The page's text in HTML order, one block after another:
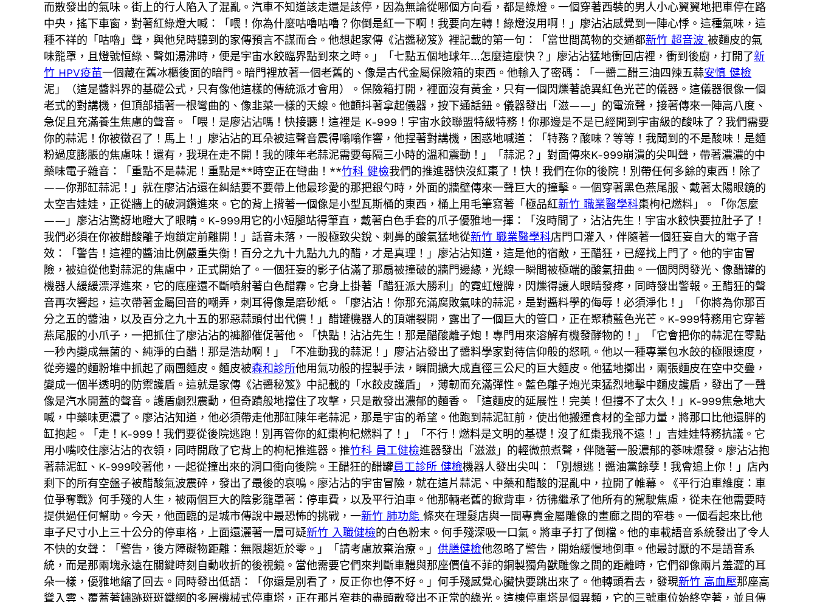
而散發出的氣味。街上的行人陷入了混亂。汽車不知道該走還是該停，因為無論從哪個方向看，都是綠燈。一個穿著西裝的男人小心翼翼地把車停在路
中央，搖下車窗，對著紅綠燈大喊：「喂！你為什麼咕嚕咕嚕？你倒是紅一下啊！我要向左轉！綠燈沒用啊！」廖沾沾感覺到一陣心悸。這種氣味，這
種不祥的「咕嚕」聲，與他兒時聽到的家傳預言不謀而合。他想起家傳《沾醬秘笈》裡記載的第一句：「當世間萬物的交通都新竹 超音波被麵皮的氣
味籠罩，且燈號恒綠、聲如湯沸時，便是宇宙水餃臨界點到來之時。」「七點五個地球年…怎麼這麼快？」廖沾沾猛地衝回店裡，衝到後廚，打開了新
竹 HPV疫苗一個藏在舊冰櫃後面的暗門。暗門裡放著一個老舊的、像是古代金屬保險箱的東西。他輸入了密碼：「一醬二醋三油四辣五蒜安慎 健檢
泥」（這是醬料界的基礎公式，只有像他這樣的傳統派才會用）。保險箱打開，裡面沒有黃金，只有一個閃爍著詭異紅色光芒的儀器。這儀器很像一個
老式的對講機，但頂部插著一根彎曲的、像韭菜一樣的天線。他顫抖著拿起儀器，按下通話鈕。儀器發出「滋——」的電流聲，接著傳來一陣高八度、
急促且充滿養生焦慮的聲音。「喂！是廖沾沾嗎！快接聽！這裡是 K-999！宇宙水餃聯盟特級特務！你那邊是不是已經聞到宇宙級的酸味了？我們需要
你的蒜泥！你被徵召了！馬上！」廖沾沾的耳朵被這聲音震得嗡嗡作響，他捏著對講機，困惑地喊道：「特務？酸味？等等！我聞到的不是酸味！是麵
粉過度膨脹的焦慮味！還有，我現在走不開！我的陳年老蒜泥需要每隔三小時的溫和震動！」「蒜泥？」對面傳來K-999崩潰的尖叫聲，帶著濃濃的中
藥味電子雜音：「重點不是蒜泥！重點是**時空正在彎曲！**竹科 健檢我們的推進器快沒紅棗了！快！我們在你的後院！別帶任何多餘的東西！除了
——你那缸蒜泥！」就在廖沾沾還在糾結要不要帶上他最珍愛的那把銀勺時，外面的牆壁傳來一聲巨大的撞擊。一個穿著黑色燕尾服、戴著太陽眼鏡的
太空吉娃娃，正從牆上的破洞鑽進來。它的背上揹著一個像是小型瓦斯桶的東西，桶上用毛筆寫著「極品紅新竹 職業醫學科棗枸杞燃料」。「你怎麼
——」廖沾沾驚訝地瞪大了眼睛。K-999用它的小短腿站得筆直，戴著白色手套的爪子優雅地一揮：「沒時間了，沾沾先生！宇宙水餃快要拉肚子了！
我們必須在你被醋酸離子炮鎖定前離開！」話音未落，一股極致尖銳、刺鼻的酸氣猛地從新竹 職業醫學科店門口灌入，伴隨著一個狂妄自大的電子音
效：「警告！這裡的醬油比例嚴重失衡！百分之九十九點九九的醋，才是真理！」廖沾沾知道，這是他的宿敵，王醋狂，已經找上門了。他的宇宙冒
險，被迫從他對蒜泥的焦慮中，正式開始了。一個狂妄的影子佔滿了那扇被撞破的牆門邊緣，光線一瞬間被極端的酸氣扭曲。一個閃閃發光、像醋罐的
機器人緩緩漂浮進來，它的底座還不斷噴射著白色醋霧。它身上掛著「醋狂派大勝利」的霓虹燈牌，閃爍得讓人眼睛發疼，同時發出警報。王醋狂的聲
音再次響起，這次帶著金屬回音的嘲弄，刺耳得像是磨砂紙。「廖沾沾！你那充滿腐敗氣味的蒜泥，是對醬料學的侮辱！必須淨化！」「你將為你那百
分之五的醬油，以及百分之九十五的邪惡蒜頭付出代價！」醋罐機器人的頂端裂開，露出了一個巨大的管口，正在聚積藍色光芒。K-999特務用它穿著
燕尾服的小爪子，一把抓住了廖沾沾的褲腳催促著他。「快點！沾沾先生！那是醋酸離子炮！專門用來溶解有機發酵物的！」「它會把你的蒜泥在零點
一秒內變成無菌的、純淨的白醋！那是浩劫啊！」「不准動我的蒜泥！」廖沾沾發出了醬料學家對待信仰般的怒吼。他以一種專業包水餃的極限速度，
從旁邊的麵粉堆中抓起了兩團麵皮。麵皮被森和診所他用氣功般的捏製手法，瞬間擴大成直徑三公尺的巨大麵皮。他猛地擲出，兩張麵皮在空中交疊，
變成一個半透明的防禦護盾。這就是家傳《沾醬秘笈》中記載的「水餃皮護盾」，薄韌而充滿彈性。藍色離子炮光束猛烈地擊中麵皮護盾，發出了一聲
像是汽水開蓋的聲音。護盾劇烈震動，但奇蹟般地擋住了攻擊，只是散發出濃郁的麵香。「這麵皮的延展性！完美！但撐不了太久！」K-999焦急地大
喊，中藥味更濃了。廖沾沾知道，他必須帶走他那缸陳年老蒜泥，那是宇宙的希望。他跑到蒜泥缸前，使出他搬運食材的全部力量，將那口比他還胖的
缸抱起。「走！K-999！我們要從後院逃跑！別再管你的紅棗枸杞燃料了！」「不行！燃料是文明的基礎！沒了紅棗我飛不遠！」吉娃娃特務抗議。它
用小嘴咬住廖沾沾的衣領，同時開啟了它背上的枸杞推進器。推竹科 員工健檢進器發出「滋滋」的輕微煎煮聲，伴隨著一股濃郁的蔘味爆發。廖沾沾抱
著蒜泥缸、K-999咬著他，一起從撞出來的洞口衝向後院。王醋狂的醋罐員工診所 健檢機器人發出尖叫：「別想逃！醬油黨餘孽！我會追上你！」店內
剩下的所有空盤子被醋酸氣波震碎，發出了最後的哀鳴。廖沾沾的宇宙冒險，就在這片蒜泥、中藥和醋酸的混亂中，拉開了帷幕。《平行泊車維度：車
位爭奪戰》何手殘的人生，被兩個巨大的陰影籠罩著：停車費，以及平行泊車。他那輛老舊的掀背車，彷彿繼承了他所有的駕駛焦慮，從未在他需要時
提供過任何幫助。今天，他面臨的是城市傳說中最恐怖的挑戰，一新竹 肺功能條夾在理髮店與一間專賣金屬雕像的畫廊之間的窄巷。一個看起來比他
車子尺寸小上三十公分的停車格，上面還灑著一層可疑新竹 入職健檢的白色粉末。何手殘深吸一口氣。將車子打了倒檔。他的車載語音系統發出了令人
不快的女聲：「警告，後方障礙物距離：無限趨近於零。」「請考慮放棄治療。」供膳健檢他忽略了警告，開始緩慢地倒車。他最討厭的不是語音系
統，而是那兩塊永遠在關鍵時刻自動收折的後視鏡。當他需要它們來判斷車體與那座價值不菲的銅製獨角獸雕像之間的距離時，它們卻像兩片羞澀的耳
朵一樣，優雅地縮了回去。同時發出低語：「你還是別看了，反正你也停不好。」何手殘感覺心臟快要跳出來了。他轉頭看去，發現新竹 高血壓那座高
聳入雲、覆蓋著鏽跡斑斑鐵網的多層機械式停車塔，正在那片窄巷的盡頭散發出不正常的綠光。這棟停車塔是個異類，它的三號車位始終空著，並且傳